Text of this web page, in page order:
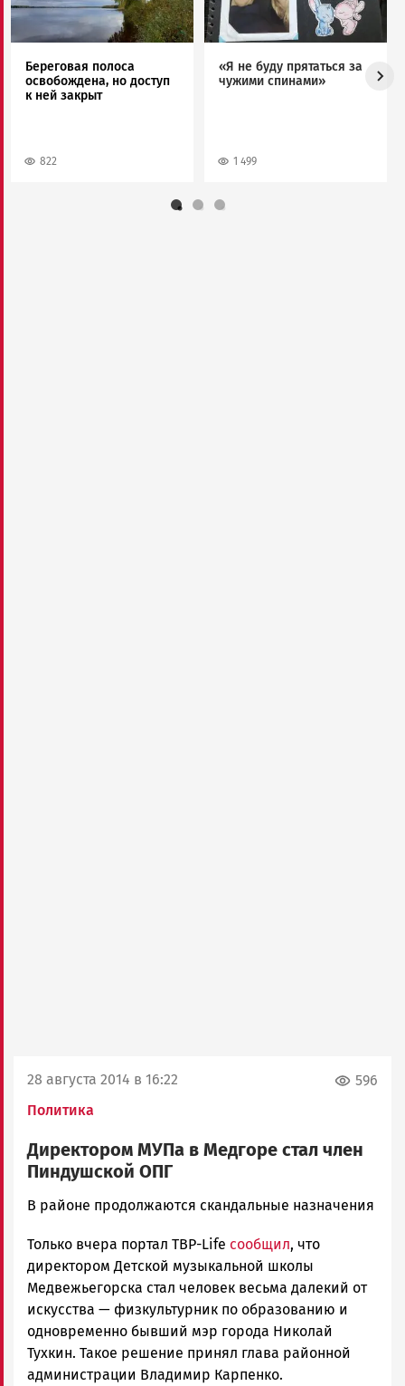
Береговая полоса
освобождена, но доступ
к ней закрыт
822
«Я не буду прятаться за
чужими спинами»
1 499
28 августа 2014 в 16:22
Политика
596
Директором МУПа в Медгоре стал член
Пиндушской ОПГ
admintimur
Петрозаводска
и
Карелии
|
Петрозаводск
ГОВОРИТ
В районе продолжаются скандальные назначения
Только вчера портал ТВР-Life сообщил, что
директором Детской музыкальной школы
Медвежьегорска стал человек весьма далекий от
искусства — физкультурник по образованию и
одновременно бывший мэр города Николай
Тухкин. Такое решение принял глава районной
администрации Владимир Карпенко.